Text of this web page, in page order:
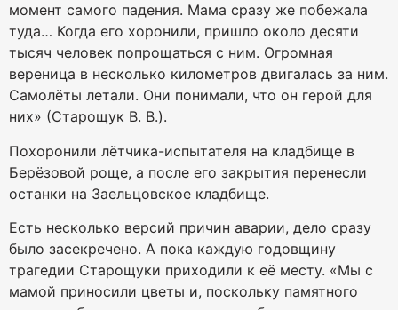
момент самого падения. Мама сразу же побежала
туда… Когда его хоронили, пришло около десяти
тысяч человек попрощаться с ним. Огромная
вереница в несколько километров двигалась за ним.
Самолёты летали. Они понимали, что он герой для
них» (Старощук В. В.).
Похоронили лётчика-испытателя на кладбище в
Берёзовой роще, а после его закрытия перенесли
останки на Заельцовское кладбище.
Есть несколько версий причин аварии, дело сразу
было засекречено. А пока каждую годовщину
трагедии Старощуки приходили к её месту. «Мы с
мамой приносили цветы и, поскольку памятного